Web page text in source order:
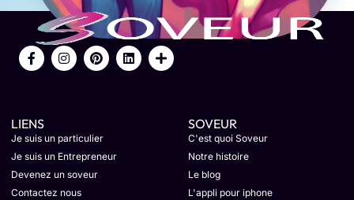
LIENS
Je suis un particulier
Je suis un Entrepreneur
Devenez un soveur
Contactez nous
SOVEUR
C'est quoi Soveur
Notre histoire
Le blog
L'appli pour iphone